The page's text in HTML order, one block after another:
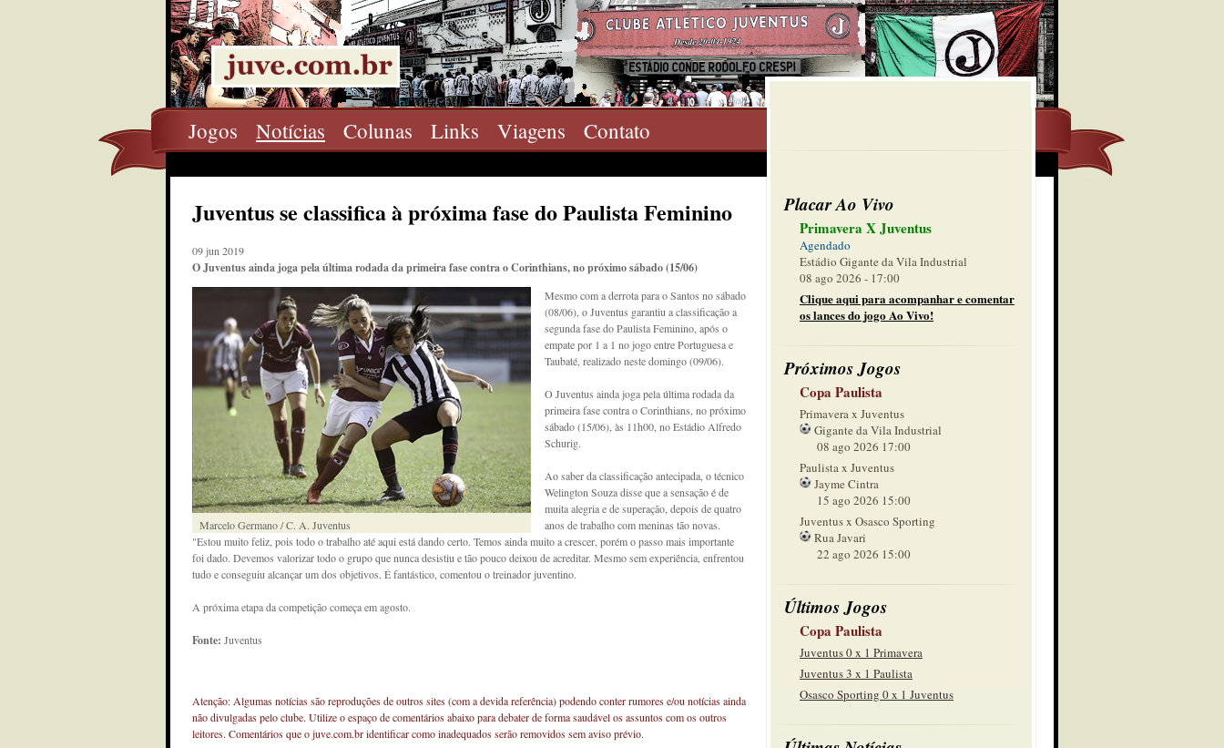
Jogos Notícias Colunas Links Viagens Contato
Placar Ao Vivo
Primavera X Juventus
Agendado
Estádio Gigante da Vila Industrial
08 ago 2026 - 17:00
Clique aqui para acompanhar e comentar
os lances do jogo Ao Vivo!
Próximos Jogos
Copa Paulista
Primavera x Juventus
Gigante da Vila Industrial
08 ago 2026 17:00
Paulista x Juventus
Jayme Cintra
15 ago 2026 15:00
Juventus x Osasco Sporting
Rua Javari
22 ago 2026 15:00
Últimos Jogos
Copa Paulista
Juventus 0 x 1 Primavera
Juventus 3 x 1 Paulista
Osasco Sporting 0 x 1 Juventus
Juventus se classifica à próxima fase do Paulista Feminino
09 jun 2019
O Juventus ainda joga pela última rodada da primeira fase contra o Corinthians, no próximo sábado (15/06)
Marcelo Germano / C. A. Juventus
Mesmo com a derrota para o Santos no sábado
(08/06), o Juventus garantiu a classificação a
segunda fase do Paulista Feminino, após o
empate por 1 a 1 no jogo entre Portuguesa e
Taubaté, realizado neste domingo (09/06).
O Juventus ainda joga pela última rodada da
primeira fase contra o Corinthians, no próximo
sábado (15/06), às 11h00, no Estádio Alfredo
Schurig.
Ao saber da classificação antecipada, o técnico
Welington Souza disse que a sensação é de
muita alegria e de superação, depois de quatro
anos de trabalho com meninas tão novas.
"Estou muito feliz, pois todo o trabalho até aqui está dando certo. Temos ainda muito a crescer, porém o passo mais importante
foi dado. Devemos valorizar todo o grupo que nunca desistiu e tão pouco deixou de acreditar. Mesmo sem experiência, enfrentou
tudo e conseguiu alcançar um dos objetivos. É fantástico, comentou o treinador juventino.
A próxima etapa da competição começa em agosto.
Fonte: Juventus
Atenção: Algumas notícias são reproduções de outros sites (com a devida referência) podendo conter rumores e/ou notícias ainda
não divulgadas pelo clube. Utilize o espaço de comentários abaixo para debater de forma saudável os assuntos com os outros
leitores. Comentários que o juve.com.br identificar como inadequados serão removidos sem aviso prévio.